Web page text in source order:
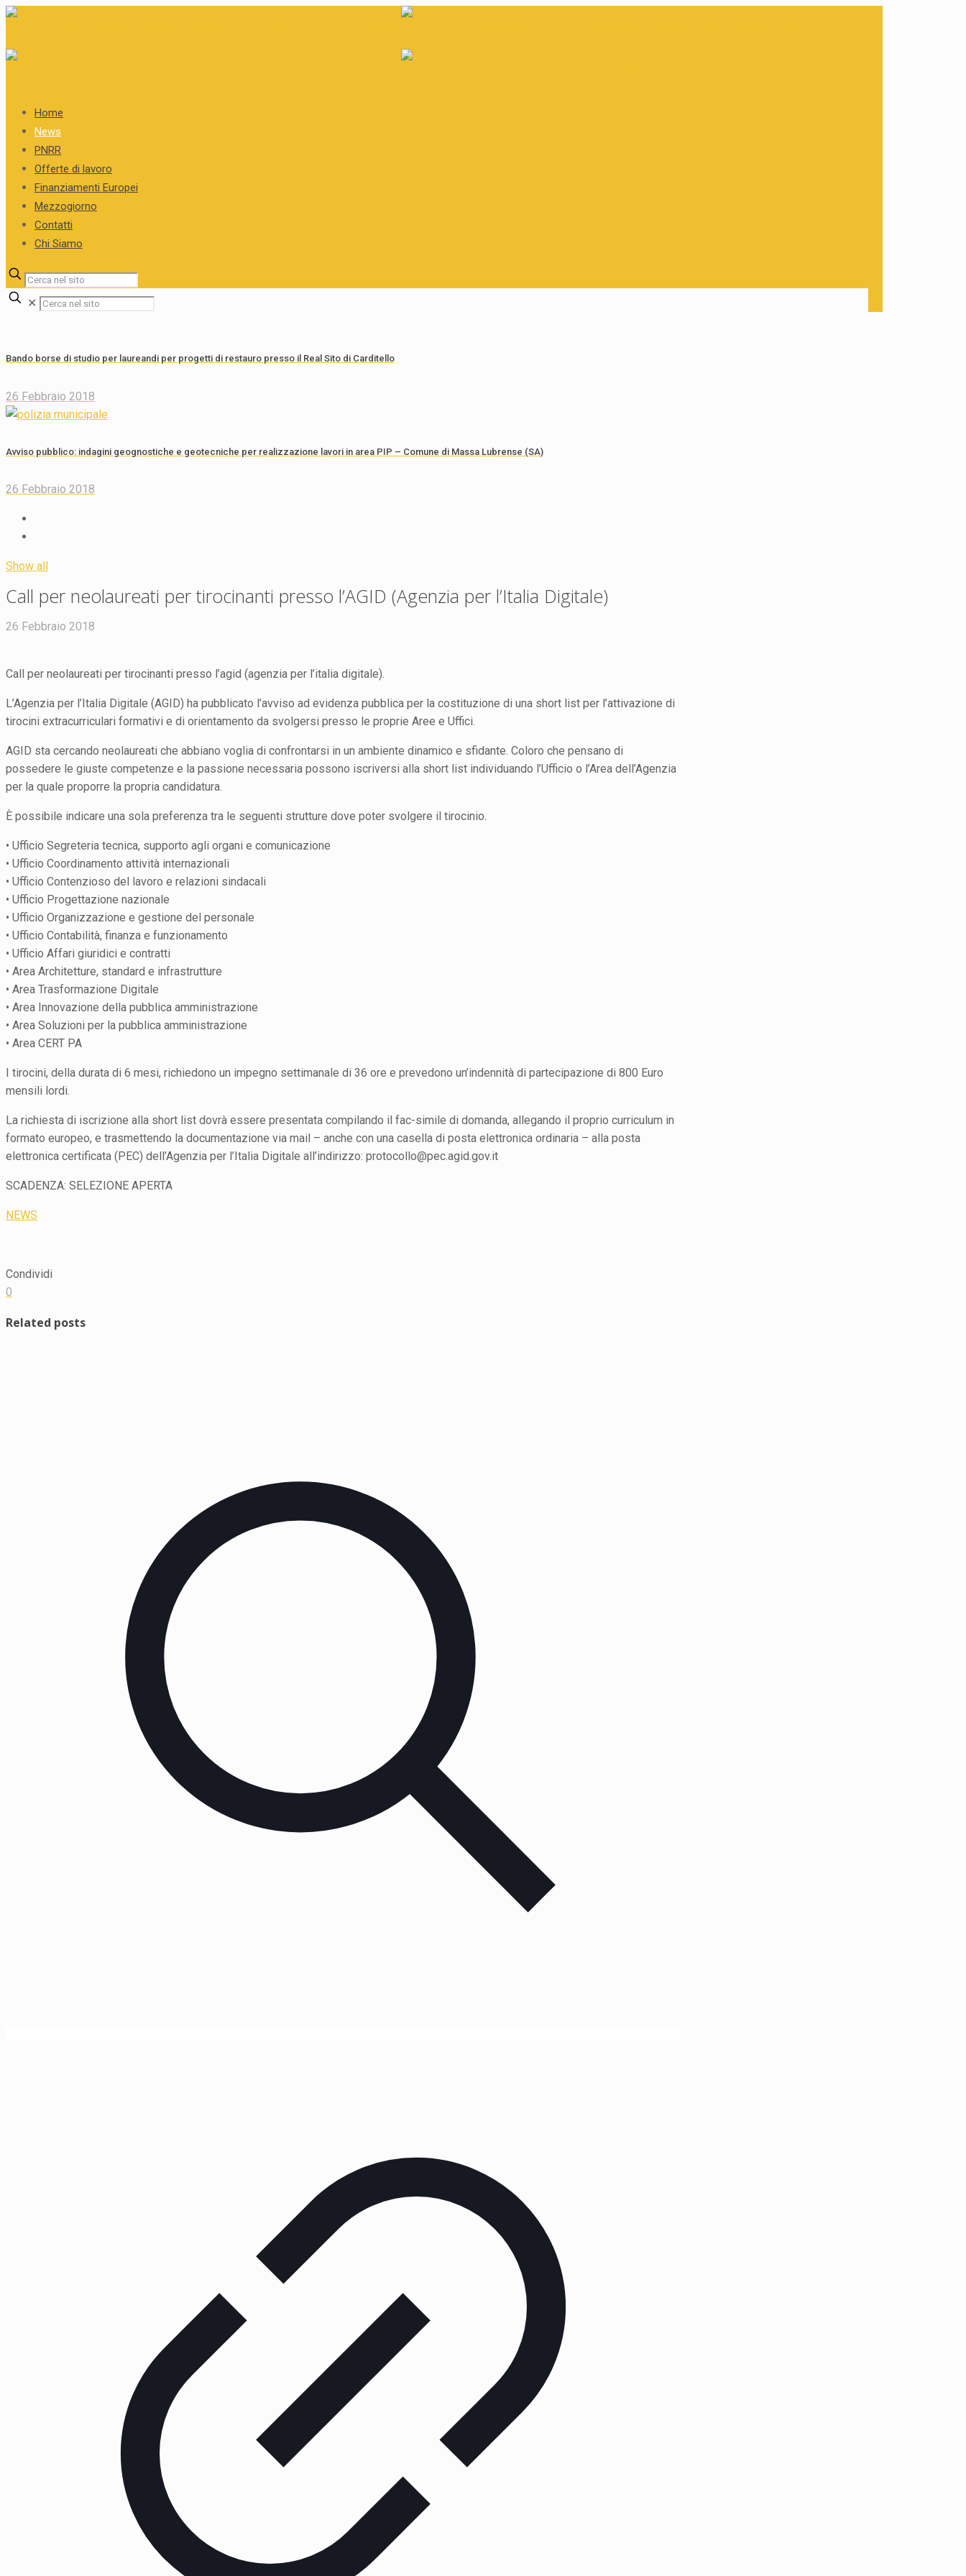
Home
News
PNRR
Offerte di lavoro
Finanziamenti Europei
Mezzogiorno
Contatti
Chi Siamo
✕
Bando borse di studio per laureandi per progetti di restauro presso il Real Sito di Carditello
26 Febbraio 2018
Avviso pubblico: indagini geognostiche e geotecniche per realizzazione lavori in area PIP – Comune di Massa Lubrense (SA)
26 Febbraio 2018
Show all
Call per neolaureati per tirocinanti presso l’AGID (Agenzia per l’Italia Digitale)
26 Febbraio 2018
Call per neolaureati per tirocinanti presso l’agid (agenzia per l’italia digitale).
L’Agenzia per l’Italia Digitale (AGID) ha pubblicato l’avviso ad evidenza pubblica per la costituzione di una short list per l’attivazione di
tirocini extracurriculari formativi e di orientamento da svolgersi presso le proprie Aree e Uffici.
AGID sta cercando neolaureati che abbiano voglia di confrontarsi in un ambiente dinamico e sfidante. Coloro che pensano di
possedere le giuste competenze e la passione necessaria possono iscriversi alla short list individuando l’Ufficio o l’Area dell’Agenzia
per la quale proporre la propria candidatura.
È possibile indicare una sola preferenza tra le seguenti strutture dove poter svolgere il tirocinio.
• Ufficio Segreteria tecnica, supporto agli organi e comunicazione
• Ufficio Coordinamento attività internazionali
• Ufficio Contenzioso del lavoro e relazioni sindacali
• Ufficio Progettazione nazionale
• Ufficio Organizzazione e gestione del personale
• Ufficio Contabilità, finanza e funzionamento
• Ufficio Affari giuridici e contratti
• Area Architetture, standard e infrastrutture
• Area Trasformazione Digitale
• Area Innovazione della pubblica amministrazione
• Area Soluzioni per la pubblica amministrazione
• Area CERT PA
I tirocini, della durata di 6 mesi, richiedono un impegno settimanale di 36 ore e prevedono un’indennità di partecipazione di 800 Euro
mensili lordi.
La richiesta di iscrizione alla short list dovrà essere presentata compilando il fac-simile di domanda, allegando il proprio curriculum in
formato europeo, e trasmettendo la documentazione via mail – anche con una casella di posta elettronica ordinaria – alla posta
elettronica certificata (PEC) dell’Agenzia per l’Italia Digitale all’indirizzo: protocollo@pec.agid.gov.it
SCADENZA: SELEZIONE APERTA
NEWS
Condividi
0
Related posts